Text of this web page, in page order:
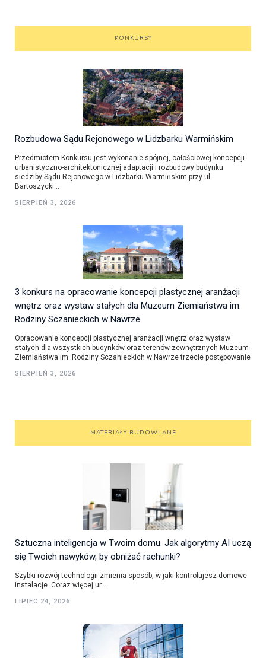
KONKURSY
Rozbudowa Sądu Rejonowego w Lidzbarku Warmińskim
Przedmiotem Konkursu jest wykonanie spójnej, całościowej koncepcji
urbanistyczno-architektonicznej adaptacji i rozbudowy budynku
siedziby Sądu Rejonowego w Lidzbarku Warmińskim przy ul.
Bartoszycki...
SIERPIEŃ 3, 2026
3 konkurs na opracowanie koncepcji plastycznej aranżacji
wnętrz oraz wystaw stałych dla Muzeum Ziemiaństwa im.
Rodziny Sczanieckich w Nawrze
Opracowanie koncepcji plastycznej aranżacji wnętrz oraz wystaw
stałych dla wszystkich budynków oraz terenów zewnętrznych Muzeum
Ziemiaństwa im. Rodziny Sczanieckich w Nawrze trzecie postępowanie
SIERPIEŃ 3, 2026
MATERIAŁY BUDOWLANE
Sztuczna inteligencja w Twoim domu. Jak algorytmy AI uczą
się Twoich nawyków, by obniżać rachunki?
Szybki rozwój technologii zmienia sposób, w jaki kontrolujesz domowe
instalacje. Coraz więcej ur...
LIPIEC 24, 2026